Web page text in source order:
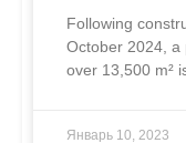
Following
October 2024, a
over 13,500 m²
Январь 10, 2023